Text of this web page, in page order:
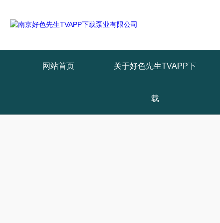
网站首页 关于好色先生TVAPP下
载